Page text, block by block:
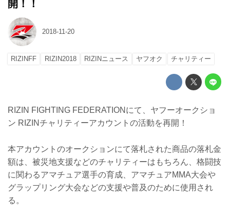
開！！
2018-11-20
RIZINFF RIZIN2018 RIZINニュース ヤフオク チャリティー
RIZIN FIGHTING FEDERATIONにて、ヤフーオークショ
ン RIZINチャリティーアカウントの活動を再開！
本アカウントのオークションにて落札された商品の落札金
額は、被災地支援などのチャリティーはもちろん、格闘技
に関わるアマチュア選手の育成、アマチュアMMA大会や
グラップリング大会などの支援や普及のために使用され
る。